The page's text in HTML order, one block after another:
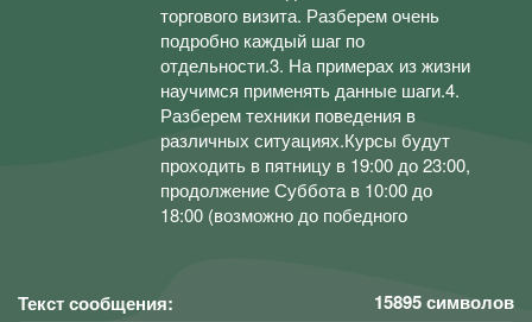
торгового визита. Разберем очень
подробно каждый шаг по
отдельности.3. На примерах из жизни
научимся применять данные шаги.4.
Разберем техники поведения в
различных ситуациях.Курсы будут
проходить в пятницу в 19:00 до 23:00,
продолжение Суббота в 10:00 до
18:00 (возможно до победного
Текст сообщения: 15895символов